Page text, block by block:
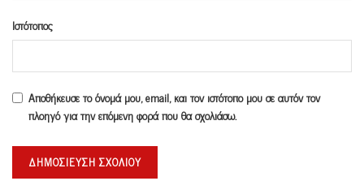
Ιστότοπος
Αποθήκευσε το όνομά μου, email, και τον ιστότοπο μου σε αυτόν τον
πλοηγό για την επόμενη φορά που θα σχολιάσω.